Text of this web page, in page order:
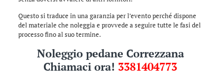
Questo si traduce in una garanzia per l’evento perché dispone
del materiale che noleggia e provvede a seguire tutte le fasi del
processo fino al suo termine.
Noleggio pedane Correzzana
Chiamaci ora! 3381404773